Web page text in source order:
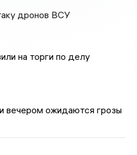
дронов ВСУ
на торги по делу
вечером ожидаются грозы